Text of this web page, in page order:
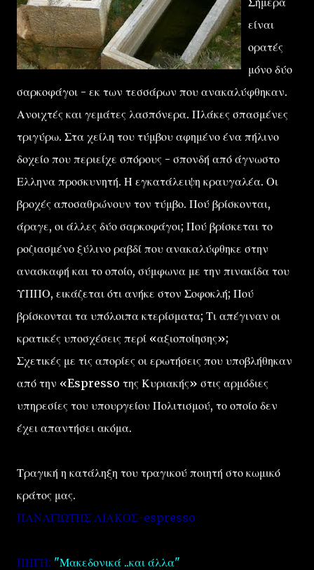
είναι
ορατές
μόνο δύο
σαρκοφάγοι - εκ των τεσσάρων που ανακαλύφθηκαν.
Ανοιχτές και γεμάτες λασπόνερα. Πλάκες σπασμένες
τριγύρω. Στα χείλη του τύμβου αφημένο ένα πήλινο
δοχείο που περιείχε σπόρους - σπονδή από άγνωστο
Ελληνα προσκυνητή. Η εγκατάλειψη κραυγαλέα. Οι
βροχές αποσαθρώνουν τον τύμβο. Πού βρίσκονται,
άραγε, οι άλλες δύο σαρκοφάγοι; Πού βρίσκεται το
ροζιασμένο ξύλινο ραβδί που ανακαλύφθηκε στην
ανασκαφή και το οποίο, σύμφωνα με την πινακίδα του
ΥΠΠΟ, εικάζεται ότι ανήκε στον Σοφοκλή; Πού
βρίσκονται τα υπόλοιπα κτερίσματα; Τι απέγιναν οι
κρατικές υποσχέσεις περί «αξιοποίησης»;
Σχετικές με τις απορίες οι ερωτήσεις που υποβλήθηκαν
από την «Espresso της Κυριακής» στις αρμόδιες
υπηρεσίες του υπουργείου Πολιτισμού, το οποίο δεν
έχει απαντήσει ακόμα.
Τραγική η κατάληξη του τραγικού ποιητή στο κωμικό
κράτος μας.
ΠΑΝΑΓΙΩΤΗΣ ΛΙΑΚΟΣ-espresso
ΠΗΓΗ: "Μακεδονικά ..και άλλα"